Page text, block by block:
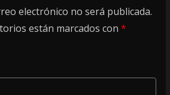
electrónico no será publicada.
están marcados con *